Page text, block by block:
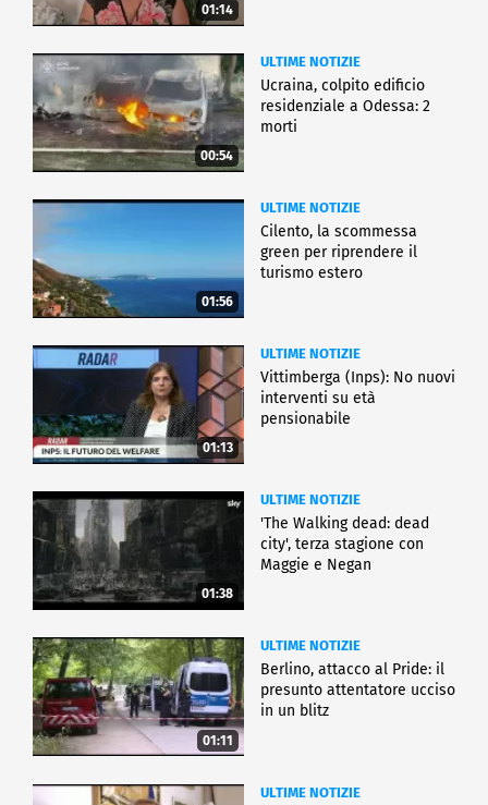
01:14
00:54
ULTIME NOTIZIE
Ucraina, colpito edificio
residenziale a Odessa: 2
morti
01:56
ULTIME NOTIZIE
Cilento, la scommessa
green per riprendere il
turismo estero
01:13
ULTIME NOTIZIE
Vittimberga (Inps): No nuovi
interventi su età
pensionabile
01:38
ULTIME NOTIZIE
'The Walking dead: dead
city', terza stagione con
Maggie e Negan
01:11
ULTIME NOTIZIE
Berlino, attacco al Pride: il
presunto attentatore ucciso
in un blitz
ULTIME NOTIZIE